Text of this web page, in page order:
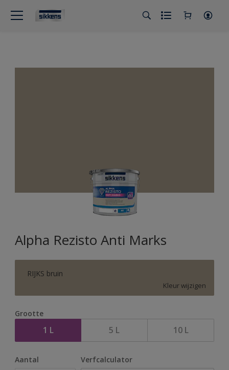
Alpha Rezisto Anti Marks
RIJKS bruin
Kleur wijzigen
Grootte
1 L 5 L 10 L
Aantal Verfcalculator